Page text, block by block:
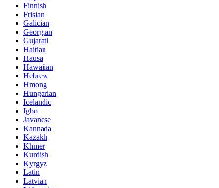
Finnish
Frisian
Galician
Georgian
Gujarati
Haitian
Hausa
Hawaiian
Hebrew
Hmong
Hungarian
Icelandic
Igbo
Javanese
Kannada
Kazakh
Khmer
Kurdish
Kyrgyz
Latin
Latvian